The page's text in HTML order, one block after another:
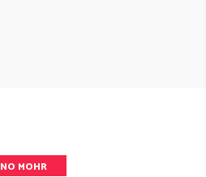
NO MOHR